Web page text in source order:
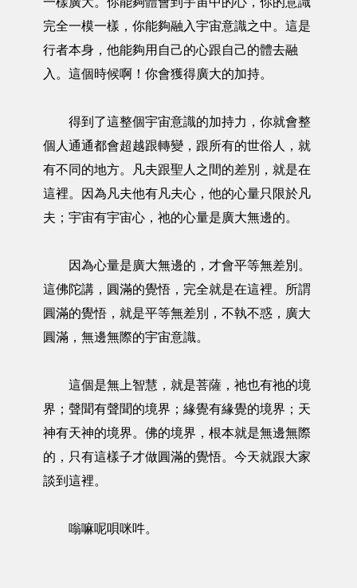
完全一模一樣，你能夠融入宇宙意識之中。這是
行者本身，他能夠用自己的心跟自己的體去融
入。這個時候啊！你會獲得廣大的加持。
得到了這整個宇宙意識的加持力，你就會整
個人通通都會超越跟轉變，跟所有的世俗人，就
有不同的地方。凡夫跟聖人之間的差別，就是在
這裡。因為凡夫他有凡夫心，他的心量只限於凡
夫；宇宙有宇宙心，祂的心量是廣大無邊的。
因為心量是廣大無邊的，才會平等無差別。
這佛陀講，圓滿的覺悟，完全就是在這裡。所謂
圓滿的覺悟，就是平等無差別，不執不惑，廣大
圓滿，無邊無際的宇宙意識。
這個是無上智慧，就是菩薩，祂也有祂的境
界；聲聞有聲聞的境界；緣覺有緣覺的境界；天
神有天神的境界。佛的境界，根本就是無邊無際
的，只有這樣子才做圓滿的覺悟。今天就跟大家
談到這裡。
嗡嘛呢唄咪吽。